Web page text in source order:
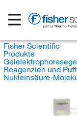
Fisher Scientific
Produkte
Reagenzien und
Nukleinsäure-